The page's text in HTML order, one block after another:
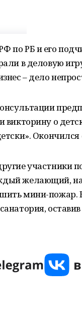
по РБ и его
в деловую
– дело
викторину о
участники
желающий,
мини-пожар.